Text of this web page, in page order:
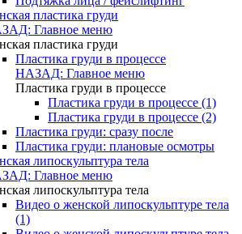
пластика груди
Главное меню
пластика груди
Пластика груди в процессе
НАЗАД: Главное меню
Пластика груди в процессе
Пластика груди в процессе (1)
Пластика груди в процессе (2)
Пластика груди: сразу после
Пластика груди: плановые осмотры
липоскульптура тела
Главное меню
липоскульптура тела
Видео о женской липоскульптуре тела
(1)